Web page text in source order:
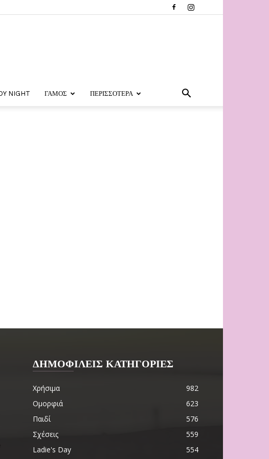
NIGHT ΓΑΜΟΣ ΠΕΡΙΣΣΟΤΕΡΑ
ΔΗΜΟΦΙΛΕΙΣ ΚΑΤΗΓΟΡΙΕΣ
Χρήσιμα
982
Ομορφιά
623
Παιδί
576
Σχέσεις
559
Ladie's Day
554